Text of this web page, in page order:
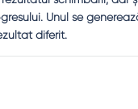
Unul se
diferit.